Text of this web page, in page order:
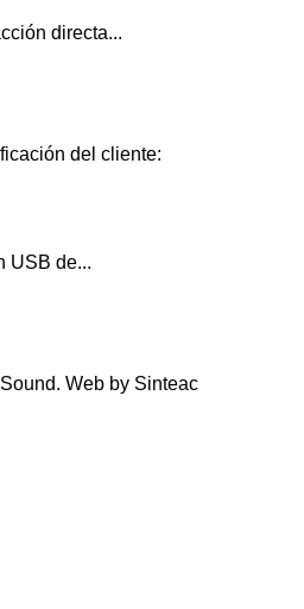
directa...
del cliente:
USB de...
Web by Sinteac